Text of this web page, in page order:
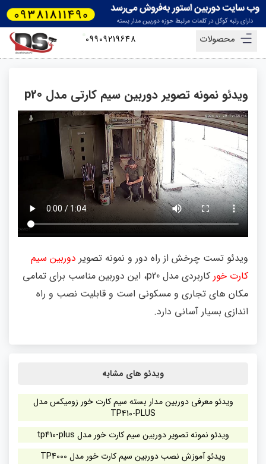
محصولات 09909219648
ویدئو نمونه تصویر دوربین سیم کارتی مدل p20
ویدئو تست چرخش از راه دور و نمونه تصویر دوربین سیم
کارت خور
کاربردی مدل p20، این دوربین مناسب برای تمامی
مکان های تجاری و مسکونی است و قابلیت نصب و راه
اندازی بسیار آسانی دارد.
ویدئو های مشابه
ویدئو معرفی دوربین مدار بسته سیم کارت خور زومیکس مدل
TP410-PLUS
ویدئو نمونه تصویر دوربین سیم کارت خور مدل tp410-plus
ویدئو آموزش نصب دوربین سیم کارت خور مدل TP4000